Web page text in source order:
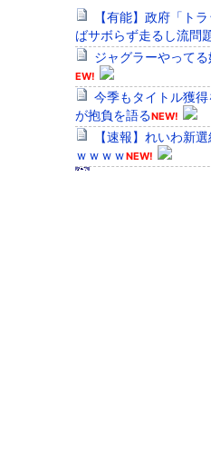
【有能】政府「ト
ばサボらず走るし流問
ジャグラーやって
EW!
今季もタイトル獲
が抱負を語るNEW!
【速報】れいわ新
ｗｗｗｗNEW!